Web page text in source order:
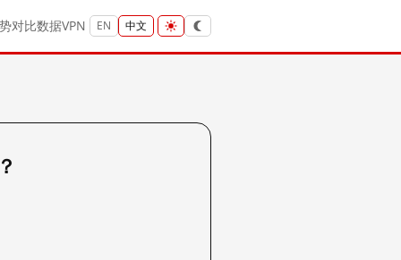
对比数据VPN EN 中文